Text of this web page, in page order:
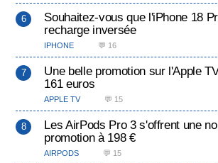
Souhaitez-vous que l'iPhone 18
recharge inversée
IPHONE 💬 16
Une belle promotion sur l'Apple
161 euros
APPLE TV 💬 15
Les AirPods Pro 3 s'offrent une
promotion à 198 €
AIRPODS 💬 15